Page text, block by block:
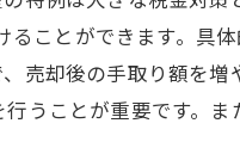
ことができます。
売却後の手取り額を
うことが重要です。